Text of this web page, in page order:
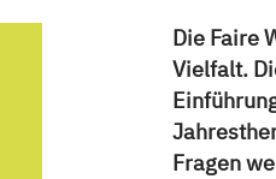
Die Faire
Vielfalt.
Fragen